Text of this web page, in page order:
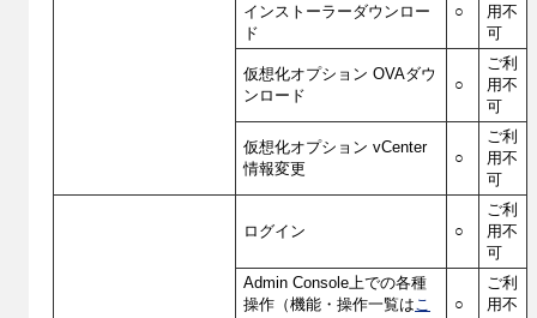
インストーラーダウンロー
ド
○
用不
可
仮想化オプション OVAダウ
ンロード
○
ご利
用不
可
仮想化オプション vCenter
情報変更
○
ご利
用不
可
ログイン ○
ご利
用不
可
Admin Console上での各種
操作（機能・操作一覧は こ
○
ご利
用不